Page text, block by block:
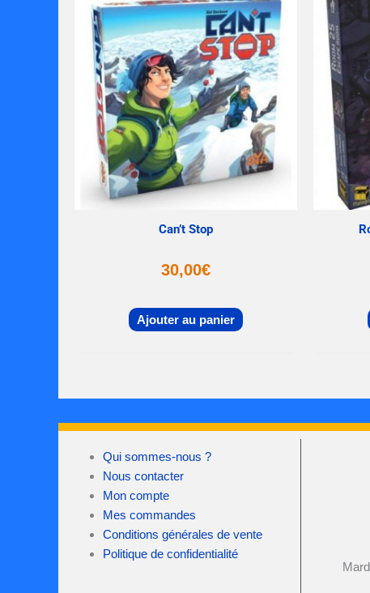
Can’t Stop
30,00€
Ajouter au panier
Qui sommes-nous ?
Nous contacter
Mon compte
Mes commandes
Conditions générales de vente
Politique de confidentialité